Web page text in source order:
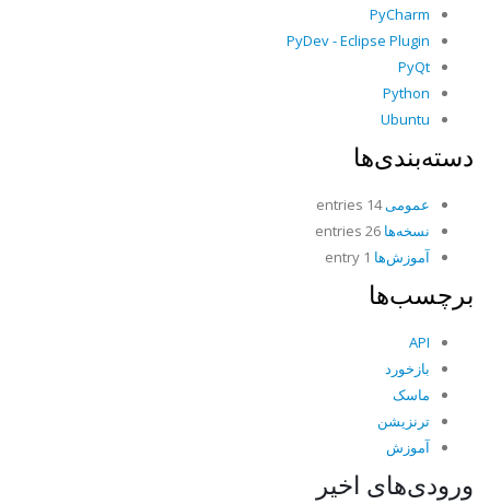
PyCharm
PyDev - Eclipse Plugin
PyQt
Python
Ubuntu
دسته‌بندی‌ها
عمومی14 entries
نسخه‌ها
آموزش‌ها
برچسب‌ها
API
بازخورد
ماسک
ترنزیشن
آموزش
ورودی‌های اخیر